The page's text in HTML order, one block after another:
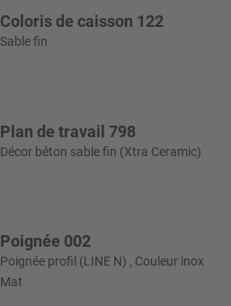
Coloris de caisson 122
Sable fin
Plan de travail 798
Décor béton sable fin (Xtra Ceramic)
Poignée 002
Poignée profil (LINE N) , Couleur inox
Mat